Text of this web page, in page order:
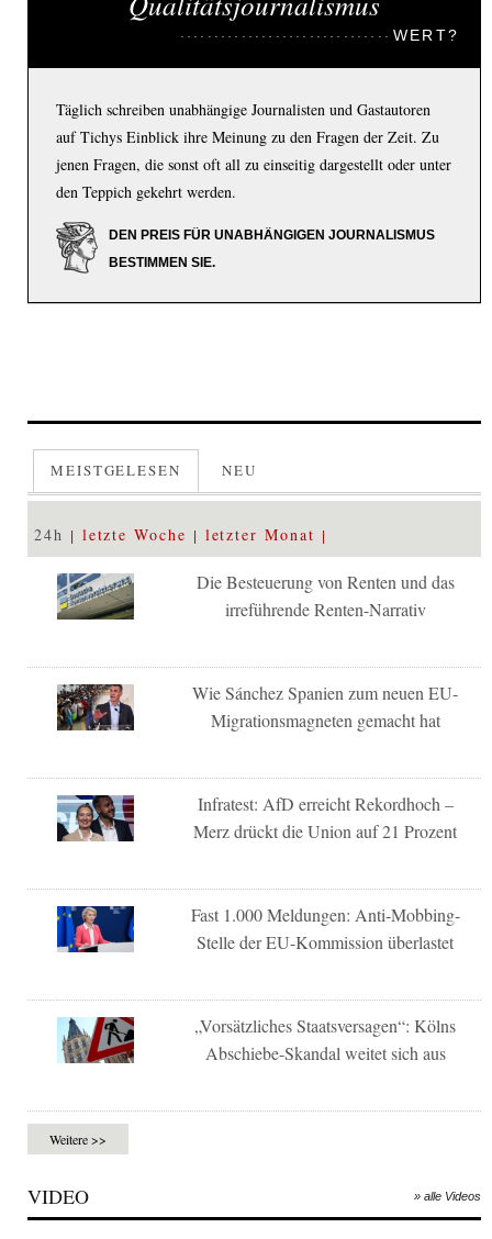
WERT?
Täglich schreiben unabhängige Journalisten und Gastautoren
auf Tichys Einblick ihre Meinung zu den Fragen der Zeit. Zu
jenen Fragen, die sonst oft all zu einseitig dargestellt oder unter
den Teppich gekehrt werden.
DEN PREIS FÜR UNABHÄNGIGEN JOURNALISMUS
BESTIMMEN SIE.
MEISTGELESEN NEU
24h letzte Woche letzter Monat
Die Besteuerung von Renten und das
irreführende Renten-Narrativ
Wie Sánchez Spanien zum neuen EU-
Migrationsmagneten gemacht hat
Infratest: AfD erreicht Rekordhoch –
Merz drückt die Union auf 21 Prozent
Fast 1.000 Meldungen: Anti-Mobbing-
Stelle der EU-Kommission überlastet
„Vorsätzliches Staatsversagen“: Kölns
Abschiebe-Skandal weitet sich aus
Weitere >>
VIDEO » alle Videos